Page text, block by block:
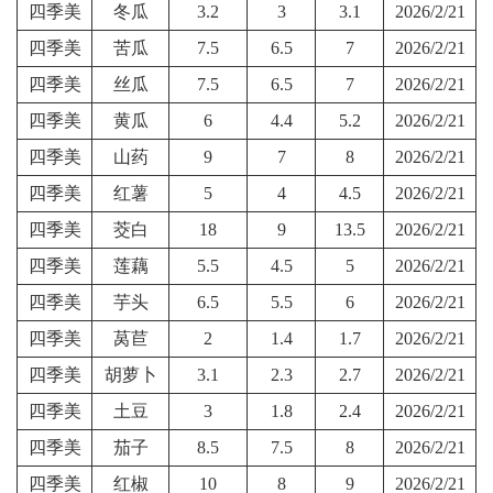
四季美
冬瓜 3.2 3 3.1
2026/2/21
四季美
苦瓜 7.5 6.5 7
2026/2/21
四季美
丝瓜 7.5 6.5 7
2026/2/21
四季美
黄瓜 6 4.4 5.2
2026/2/21
四季美
山药 9 7 8
2026/2/21
四季美
红薯 5 4 4.5
2026/2/21
四季美
茭白 18 9 13.5
2026/2/21
四季美
莲藕 5.5 4.5 5
2026/2/21
四季美
芋头 6.5 5.5 6
2026/2/21
四季美
莴苣 2 1.4 1.7
2026/2/21
四季美
胡萝卜 3.1 2.3 2.7
2026/2/21
四季美
土豆 3 1.8 2.4
2026/2/21
四季美
茄子 8.5 7.5 8
2026/2/21
四季美
红椒 10 8 9
2026/2/21